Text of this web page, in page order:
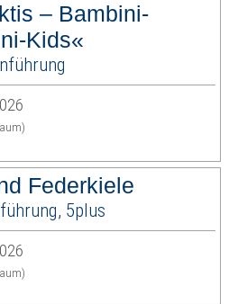
– Bambini-
Kids«
Federkiele
5plus